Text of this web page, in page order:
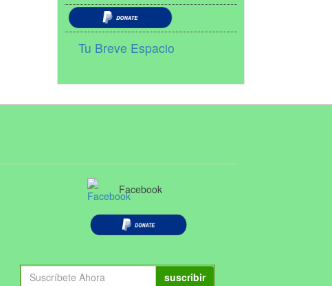
Tu Breve Espacio
Facebook
suscribir